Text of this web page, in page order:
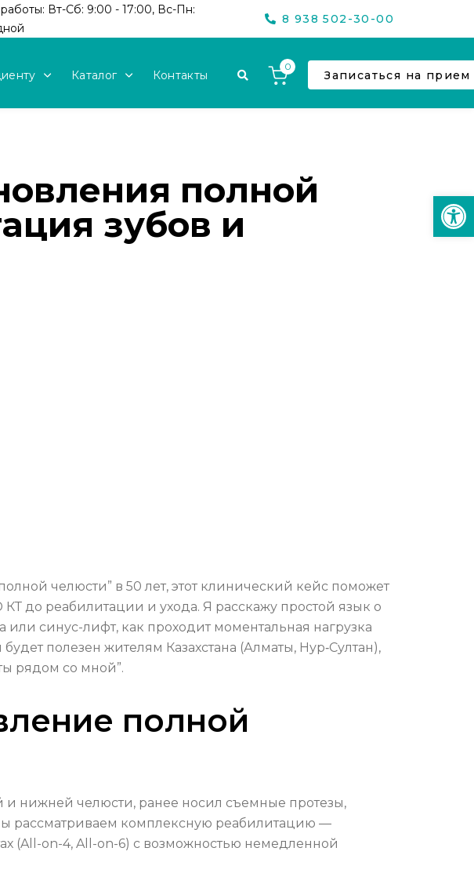
Вт-Сб: 9:00 - 17:00, Вс-Пн:
8 938 502-30-00
Каталог Контакты
0
Записаться на прием
полной
зубов и
челюсти” в 50 лет, этот клинический кейс поможет
до реабилитации и ухода. Я расскажу простой язык о
синус-лифт, как проходит моментальная нагрузка
полезен жителям Казахстана (Алматы, Нур‑Султан),
рядом со мной”.
полной
и нижней челюсти, ранее носил съемные протезы,
рассматриваем комплексную реабилитацию —
(All-on-4, All-on-6) с возможностью немедленной